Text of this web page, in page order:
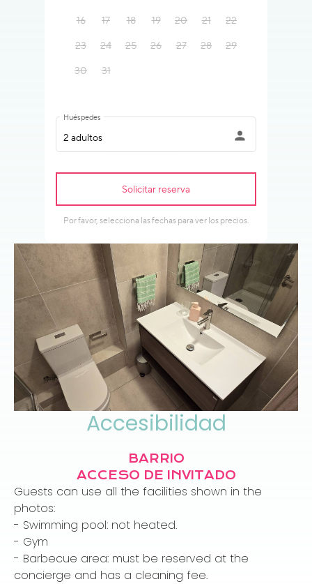
Accesibilidad
BARRIO
ACCESO DE INVITADO
Guests can use all the facilities shown in the
photos:
- Swimming pool: not heated.
- Gym
- Barbecue area: must be reserved at the
concierge and has a cleaning fee.